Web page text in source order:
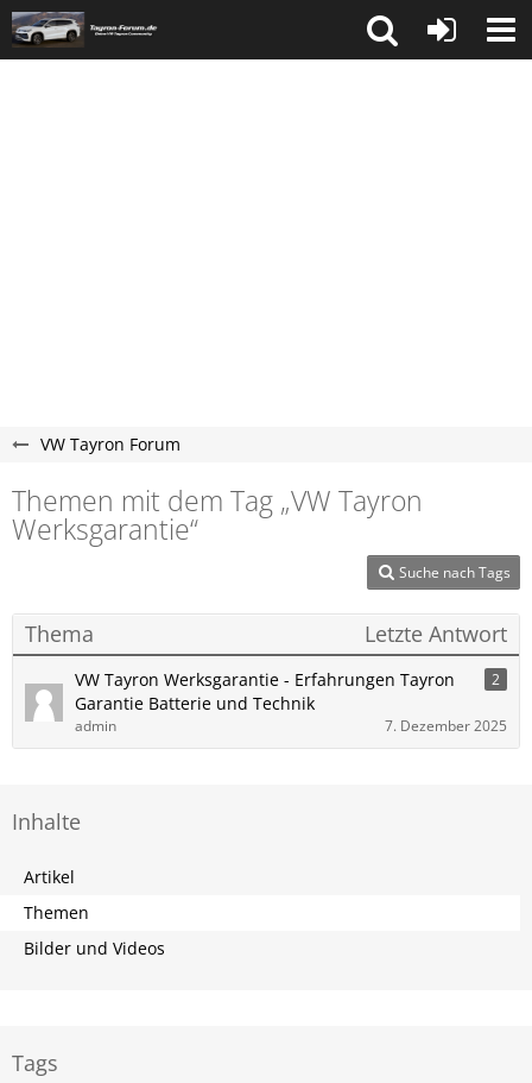
VW Tayron Forum
Themen mit dem Tag „VW Tayron
Werksgarantie“
Suche nach Tags
Thema Letzte Antwort
VW Tayron Werksgarantie - Erfahrungen Tayron
Garantie Batterie und Technik
2
admin 7. Dezember 2025
Inhalte
Artikel
Themen
Bilder und Videos
Tags